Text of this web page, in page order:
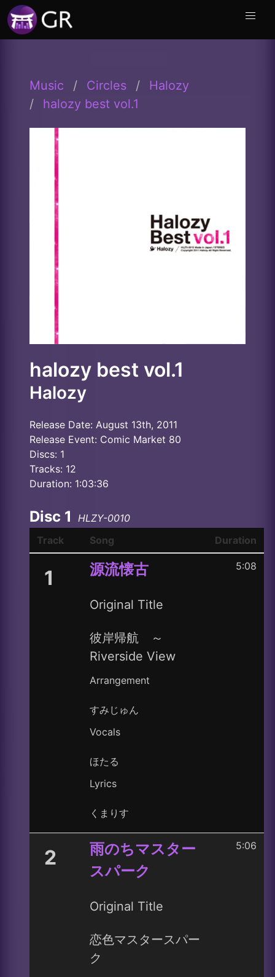
Music Circles
Halozy
halozy best vol.1
halozy best vol.1
Halozy
Release Date: August 13th, 2011
Release Event: Comic Market 80
Discs: 1
Tracks: 12
Duration: 1:03:36
Disc 1
HLZY-0010
Track
Song Duration
1 源流懐古
Original Title
彼岸帰航 ～
Riverside View
Arrangement
すみじゅん
Vocals
ほたる
Lyrics
くまりす
5:08
2
雨のちマスター
スパーク
Original Title
恋色マスタースパー
ク
5:06